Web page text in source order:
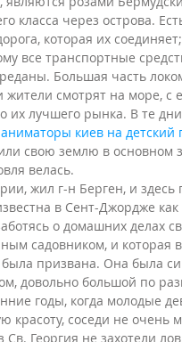
класса через острова.
которая их
все транспортные
Большая часть
жители смотрят на море, с
их лучшего рынка. В те
аниматоры киев на детский
свою землю в основном
велась.
жил г-н Берген, и
в Сент-Джордже
о домашних делах
садовником, и которая
была призвана. Она была
довольно большой по
годы, когда молодые
красоту, соседи не очень
Георгия не захотели